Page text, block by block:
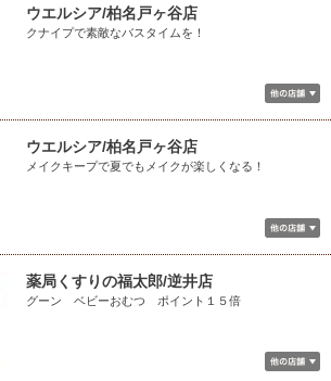
ウエルシア/柏名戸ヶ谷店
クナイプで素敵なバスタイムを！
ウエルシア/柏名戸ヶ谷店
メイクキープで夏でもメイクが楽しくなる！
薬局くすりの福太郎/逆井店
グーン ベビーおむつ ポイント１５倍